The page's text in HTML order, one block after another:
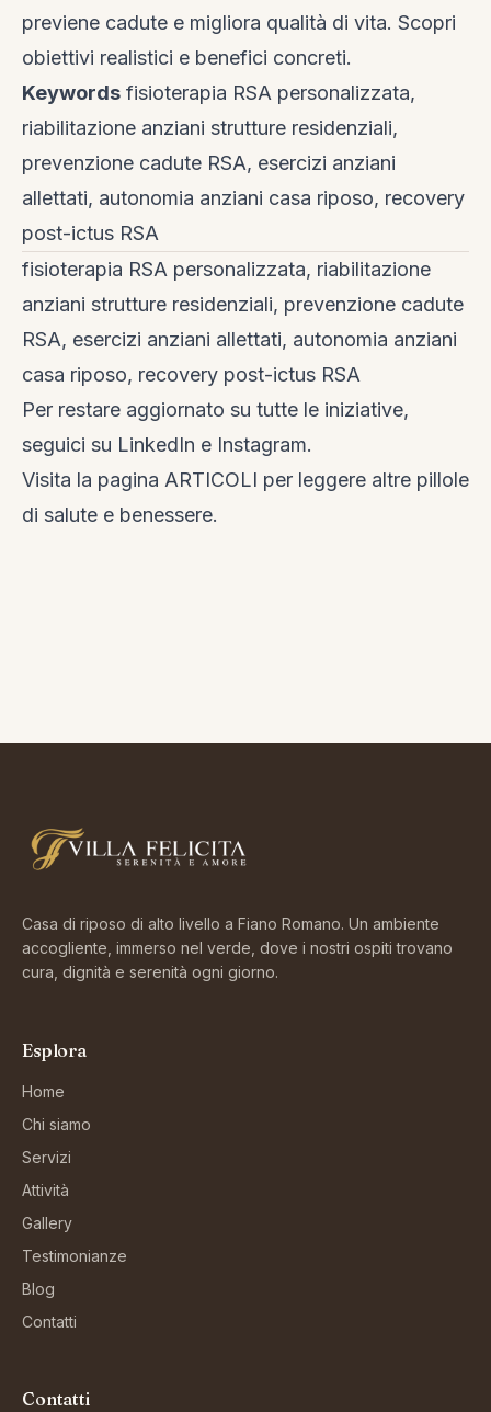
previene cadute e migliora qualità di vita. Scopri
obiettivi realistici e benefici concreti.
Keywords fisioterapia RSA personalizzata,
riabilitazione anziani strutture residenziali,
prevenzione cadute RSA, esercizi anziani
allettati, autonomia anziani casa riposo, recovery
post-ictus RSA
fisioterapia RSA personalizzata, riabilitazione
anziani strutture residenziali, prevenzione cadute
RSA, esercizi anziani allettati, autonomia anziani
casa riposo, recovery post-ictus RSA
Per restare aggiornato su tutte le iniziative,
seguici su LinkedIn e Instagram.
Visita la pagina ARTICOLI per leggere altre pillole
di salute e benessere.
Casa di riposo di alto livello a Fiano Romano. Un ambiente
accogliente, immerso nel verde, dove i nostri ospiti trovano
cura, dignità e serenità ogni giorno.
Esplora
Home
Chi siamo
Servizi
Attività
Gallery
Testimonianze
Blog
Contatti
Contatti